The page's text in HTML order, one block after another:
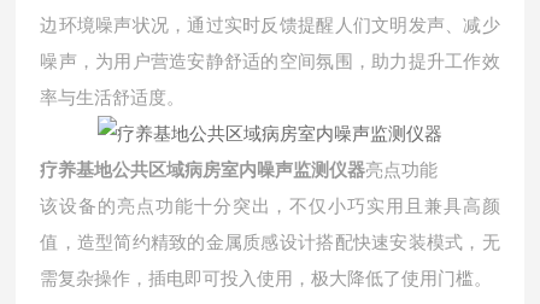
边环境噪声状况，通过实时反馈提醒人们文明发声、减少
噪声，为用户营造安静舒适的空间氛围，助力提升工作效
率与生活舒适度。
疗养基地公共区域病房室内噪声监测仪器亮点功能
该设备的亮点功能十分突出，不仅小巧实用且兼具高颜
值，造型简约精致的金属质感设计搭配快速安装模式，无
需复杂操作，插电即可投入使用，极大降低了使用门槛。